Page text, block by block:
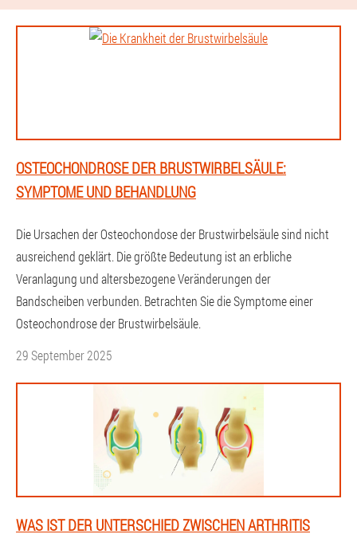
OSTEOCHONDROSE DER BRUSTWIRBELSÄULE:
SYMPTOME UND BEHANDLUNG
Die Ursachen der Osteochondose der Brustwirbelsäule sind nicht
ausreichend geklärt. Die größte Bedeutung ist an erbliche
Veranlagung und altersbezogene Veränderungen der
Bandscheiben verbunden. Betrachten Sie die Symptome einer
Osteochondrose der Brustwirbelsäule.
29 September 2025
WAS IST DER UNTERSCHIED ZWISCHEN ARTHRITIS